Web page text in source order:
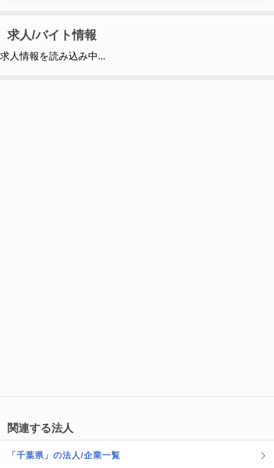
求人/バイト情報
求人情報を読み込み中...
関連する法人
「千葉県」の法人/企業一覧